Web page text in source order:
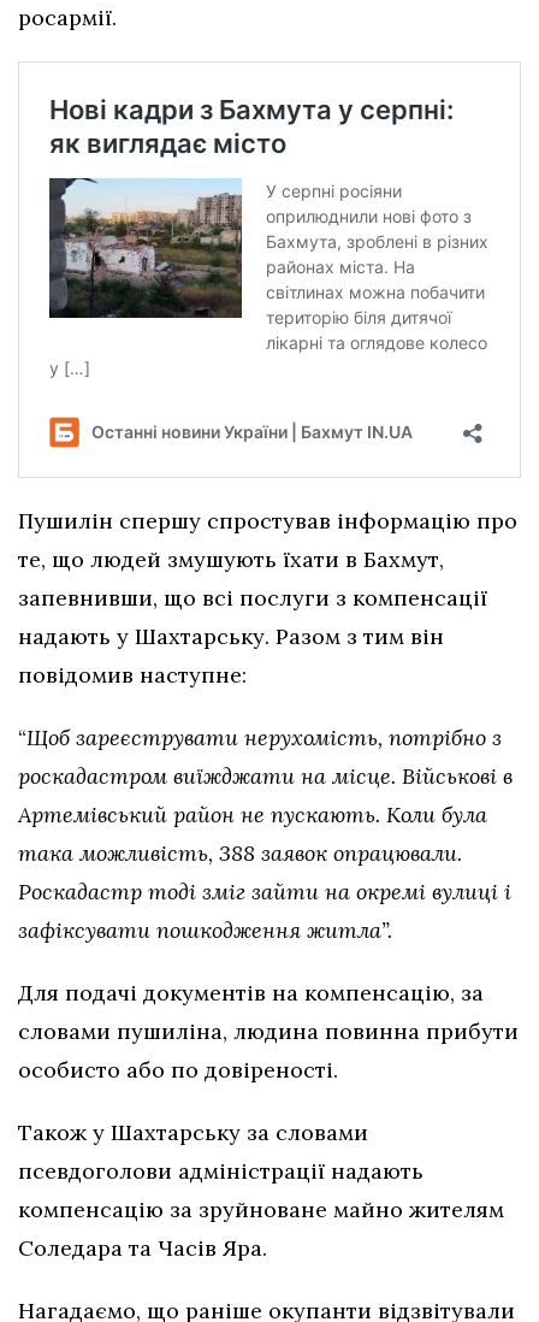
росармії.
Пушилін спершу спростував інформацію про
те, що людей змушують їхати в Бахмут,
запевнивши, що всі послуги з компенсації
надають у Шахтарську. Разом з тим він
повідомив наступне:
“Щоб зареєструвати нерухомість, потрібно з
роскадастром виїжджати на місце. Військові в
Артемівський район не пускають. Коли була
така можливість, 388 заявок опрацювали.
Роскадастр тоді зміг зайти на окремі вулиці і
зафіксувати пошкодження житла”.
Для подачі документів на компенсацію, за
словами пушиліна, людина повинна прибути
особисто або по довіреності.
Також у Шахтарську за словами
псевдоголови адміністрації надають
компенсацію за зруйноване майно жителям
Соледара та Часів Яра.
Нагадаємо, що раніше окупанти відзвітували